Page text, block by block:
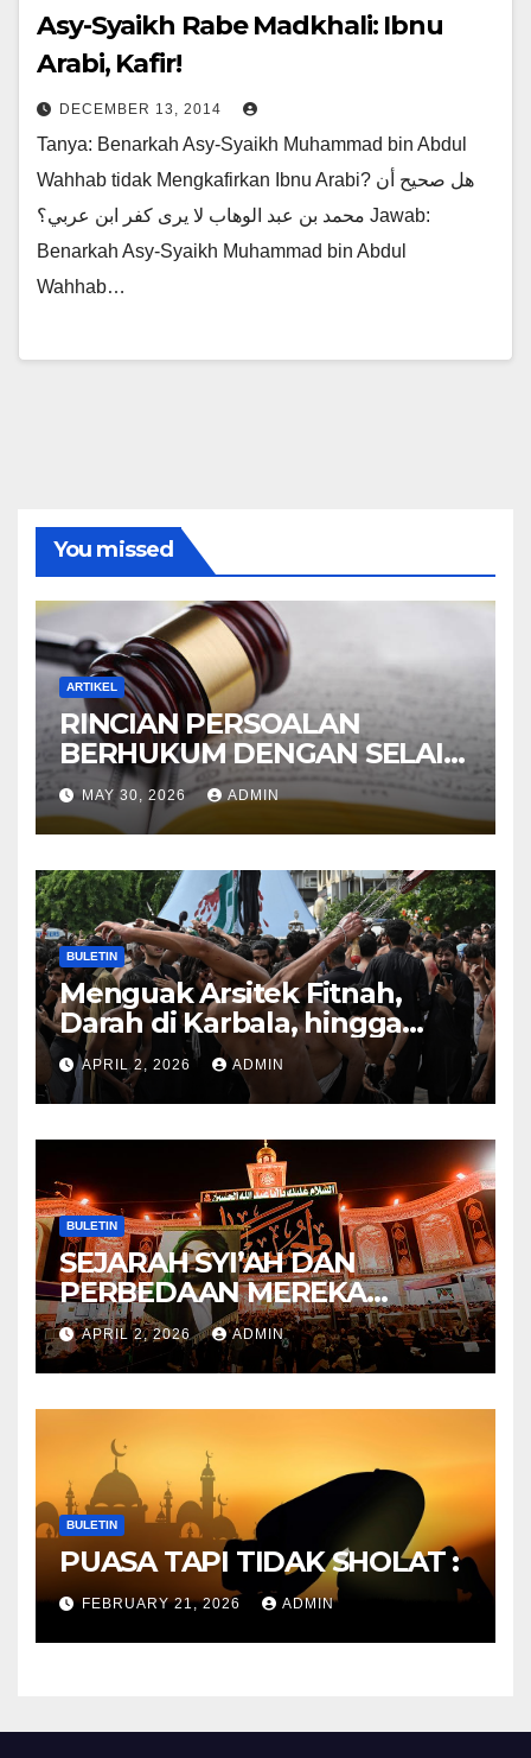
Asy-Syaikh Rabe Madkhali: Ibnu
Arabi, Kafir!
DECEMBER 13, 2014
Tanya: Benarkah Asy-Syaikh Muhammad bin Abdul
Wahhab tidak Mengkafirkan Ibnu Arabi? هل صحيح أن
محمد بن عبد الوهاب لا يرى كفر ابن عربي؟ Jawab:
Benarkah Asy-Syaikh Muhammad bin Abdul
Wahhab…
You missed
ARTIKEL
RINCIAN PERSOALAN
BERHUKUM DENGAN SELAIN
HUKUM ALLAH DALAM
KITAB AT-TAMHID SYARAH
KITAB AT-TAUHID
MAY 30, 2026 ADMIN
BULETIN
Menguak Arsitek Fitnah,
Darah di Karbala, hingga
Lahirnya Sekte-sekte serta
Mitos Imam Gaib
APRIL 2, 2026 ADMIN
BULETIN
SEJARAH SYI’AH DAN
PERBEDAAN MEREKA
ANTARA DULU DAN
SEKARANG
APRIL 2, 2026 ADMIN
BULETIN
PUASA TAPI TIDAK SHOLAT :
FEBRUARY 21, 2026 ADMIN